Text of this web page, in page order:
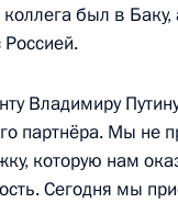
Зимбабве
был в
Владимиру
партнёра. Мы не
которую нам
Сегодня мы